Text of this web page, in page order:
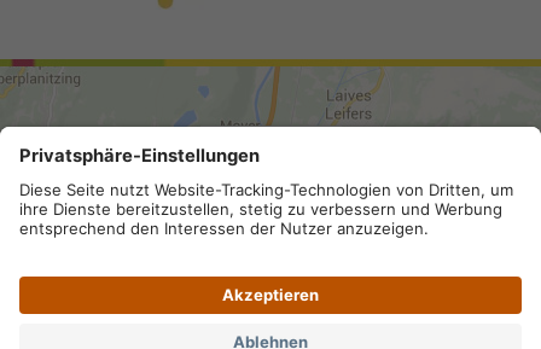
ANREISE
Impressum . Privacy